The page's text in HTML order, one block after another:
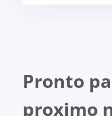
Pronto
proximo